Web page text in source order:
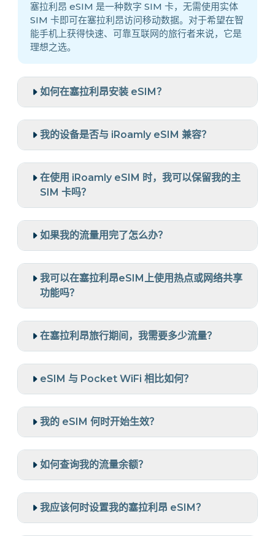
塞拉利昂 eSIM 是一种数字 SIM 卡，无需使用实体
SIM 卡即可在塞拉利昂访问移动数据。对于希望在智
能手机上获得快速、可靠互联网的旅行者来说，它是
理想之选。
如何在塞拉利昂安装 eSIM？
我的设备是否与 iRoamly eSIM 兼容？
在使用 iRoamly eSIM 时，我可以保留我的主
SIM 卡吗？
如果我的流量用完了怎么办？
我可以在塞拉利昂eSIM上使用热点或网络共享
功能吗？
在塞拉利昂旅行期间，我需要多少流量？
eSIM 与 Pocket WiFi 相比如何？
我的 eSIM 何时开始生效？
如何查询我的流量余额？
我应该何时设置我的塞拉利昂 eSIM？